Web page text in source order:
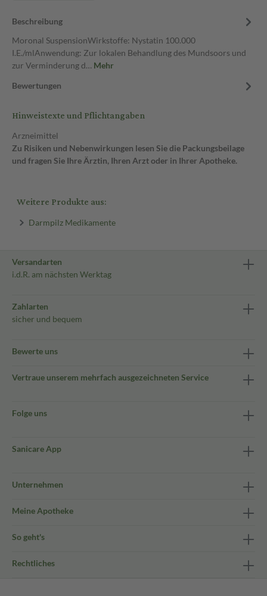
Beschreibung
Moronal SuspensionWirkstoffe: Nystatin 100.000
I.E./mlAnwendung: Zur lokalen Behandlung des Mundsoors und
zur Verminderung d… Mehr
Bewertungen
Hinweistexte und Pflichtangaben
Arzneimittel
Zu Risiken und Nebenwirkungen lesen Sie die Packungsbeilage
und fragen Sie Ihre Ärztin, Ihren Arzt oder in Ihrer Apotheke.
Weitere Produkte aus:
Darmpilz Medikamente
Versandarten
i.d.R. am nächsten Werktag
Zahlarten
sicher und bequem
Bewerte uns
Vertraue unserem mehrfach ausgezeichneten Service
Folge uns
Sanicare App
Unternehmen
Meine Apotheke
So geht's
Rechtliches